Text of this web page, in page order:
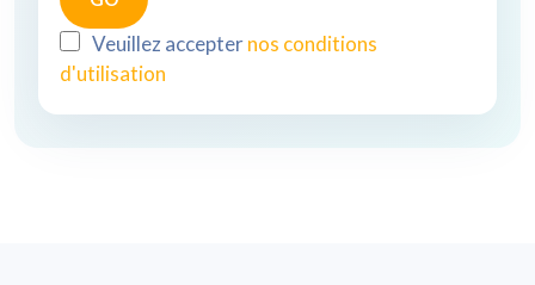
Veuillez accepternos conditions
d'utilisation